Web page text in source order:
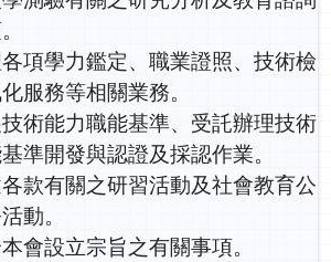
項學力鑑定、職業證照、技術檢
服務等相關業務。
術能力職能基準、受託辦理技術
準開發與認證及採認作業。
款有關之研習活動及社會教育公
動。
會設立宗旨之有關事項。